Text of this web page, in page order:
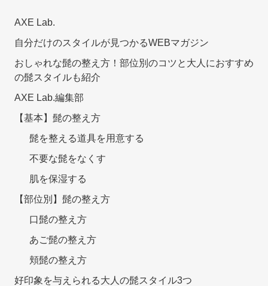
AXE Lab.
自分だけのスタイルが見つかるWEBマガジン
おしゃれな髭の整え方！部位別のコツと大人におすすめ
の髭スタイルも紹介
AXE Lab.編集部
【基本】髭の整え方
髭を整える道具を用意する
不要な髭をなくす
肌を保湿する
【部位別】髭の整え方
口髭の整え方
あご髭の整え方
頬髭の整え方
好印象を与えられる大人の髭スタイル3つ